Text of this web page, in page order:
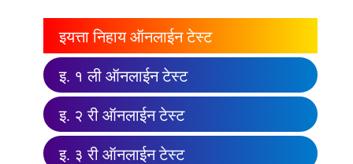
इयत्ता निहाय ऑनलाईन टेस्ट
इ. १ ली ऑनलाईन टेस्ट
इ. २ री ऑनलाईन टेस्ट
इ. ३ री ऑनलाईन टेस्ट